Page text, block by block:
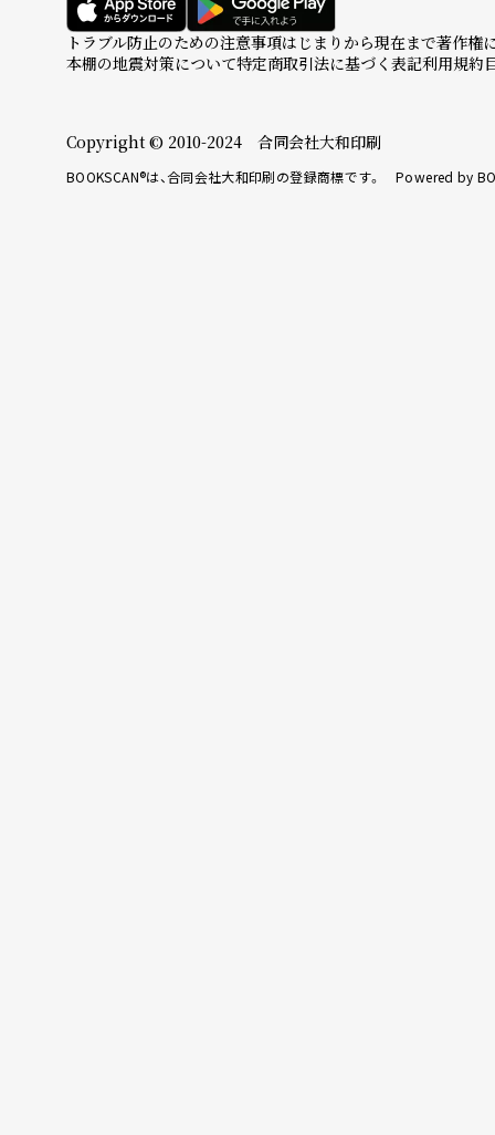
トラブル防止のための注意事項はじまりから現在まで著作権
本棚の地震対策について特定商取引法に基づく表記利用規約
Copyright © 2010-2024 合同会社大和印刷
BOOKSCAN®は、合同会社大和印刷の登録商標です。 Powered by